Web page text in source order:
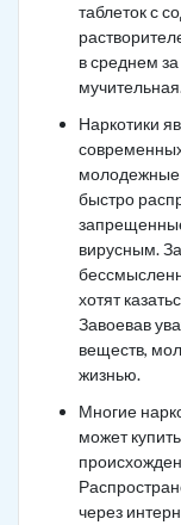
таблеток с
в среднем
Наркотики
молодежные
быстро
вирусным.
хотят
Завоевав
веществ,
жизнью.
Многие
может
через